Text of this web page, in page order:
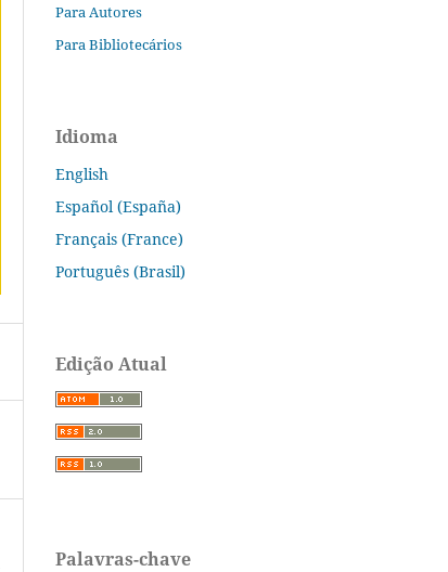
Para Autores
Para Bibliotecários
Idioma
English
Español (España)
Français (France)
Português (Brasil)
Edição Atual
Palavras-chave